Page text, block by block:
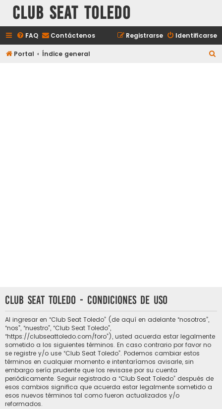
Club Seat Toledo
FAQ Contáctenos Identificarse
Registrarse
Portal Índice general
Club Seat Toledo - Condiciones de uso
Al ingresar en “Club Seat Toledo” (de aquí en adelante “nosotros”,
“nos”, “nuestro”, “Club Seat Toledo”,
“https://clubseattoledo.com/foro”), usted acuerda estar legalmente
sometido a los siguientes términos. En caso contrario por favor no
se registre y/o use “Club Seat Toledo”. Podemos cambiar estos
términos en cualquier momento e intentaríamos avisarle, sin
embargo sería prudente que los revisase por su cuenta
periódicamente. Seguir registrado a “Club Seat Toledo” después de
esos cambios significa que acuerda estar legalmente sometido a
esos nuevos términos tal como fueron actualizados y/o
reformados.